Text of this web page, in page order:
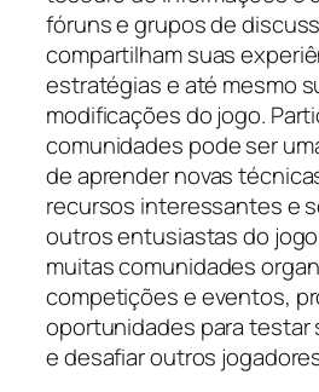
fóruns e grupos de
compartilham suas
estratégias e até mesmo
modificações do jogo.
comunidades pode ser
de aprender novas
recursos interessantes e
outros entusiastas do
muitas comunidades
competições e eventos,
oportunidades para testar
e desafiar outros